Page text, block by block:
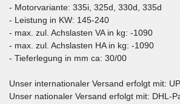
- Motorvariante: 335i, 325d, 330d, 335d
- Leistung in KW: 145-240
- max. zul. Achslasten VA in kg: -1090
- max. zul. Achslasten HA in kg: -1090
- Tieferlegung in mm ca: 30/00
Unser internationaler Versand erfolgt mit:
Unser nationaler Versand erfolgt mit: DHL-